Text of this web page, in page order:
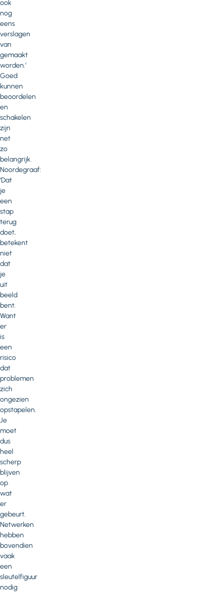
ook
nog
eens
verslagen
van
gemaakt
worden.’
Goed
kunnen
beoordelen
en
schakelen
zijn
net
zo
belangrijk.
Noordegraaf:
‘Dat
je
een
stap
terug
doet,
betekent
niet
dat
je
uit
beeld
bent.
Want
er
is
een
risico
dat
problemen
zich
ongezien
opstapelen.
Je
moet
dus
heel
scherp
blijven
op
wat
er
gebeurt.
Netwerken
hebben
bovendien
vaak
een
sleutelfiguur
nodig